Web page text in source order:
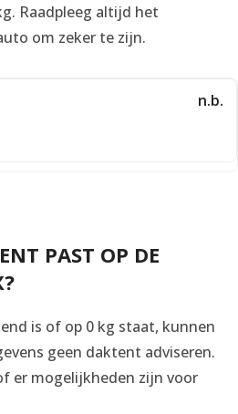
Raadpleeg altijd het
om zeker te zijn.
n.b.
PAST OP DE
is of op 0 kg staat, kunnen
geen daktent adviseren.
er mogelijkheden zijn voor